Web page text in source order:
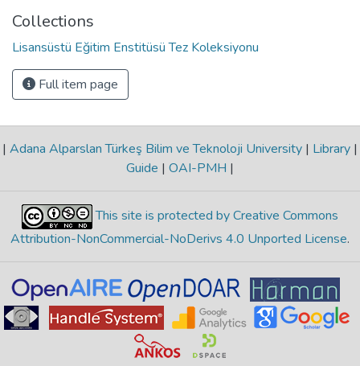
Collections
Lisansüstü Eğitim Enstitüsü Tez Koleksiyonu
Full item page
| Adana Alparslan Türkeş Bilim ve Teknoloji University | Library |
Guide | OAI-PMH |
This site is protected by Creative Commons
Attribution-NonCommercial-NoDerivs 4.0 Unported License.